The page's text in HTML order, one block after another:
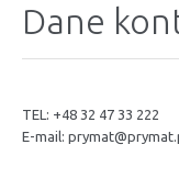
Dane
TEL: +48 32 47 33 222
E-mail: